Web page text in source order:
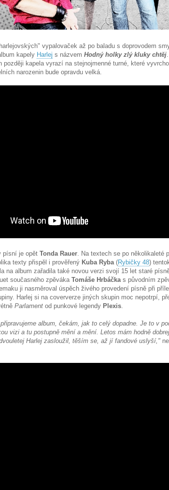
vypalovaček až po baladu s doprovodem
kapely Harlej s názvem Hodný holky zlý kluky chtěj
později kapela vyrazí na stejnojmenné turné, které
narozenin bude opravdu velká.
písní je opět Tonda Rauer. Na textech se po několikaleté
texty přispěl i prověřený Kuba Ryba(Rybičky 48)
na album zařadila také novou verzi svojí 15 let staré
současného zpěváka Tomáše Hrbáčkas původním
ji nasměroval úspěch živého provedení písně při
Harlej si na coververze jiných skupin moc nepotrpí,
Parlament od punkové legendy Plexis.
album, čekám, jak to celý dopadne. Je to v
vizi a tu postupně mění a mění. Letos mám hodně
Harlej zasloužil, těším se, až jí fandové uslyší,"